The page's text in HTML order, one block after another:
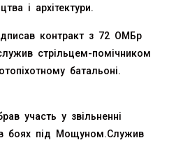
і архітектури.
контракт з 72 ОМБр
стрільцем-помічником
батальоні.
участь у звільненні
боях під Мощуном.Служив